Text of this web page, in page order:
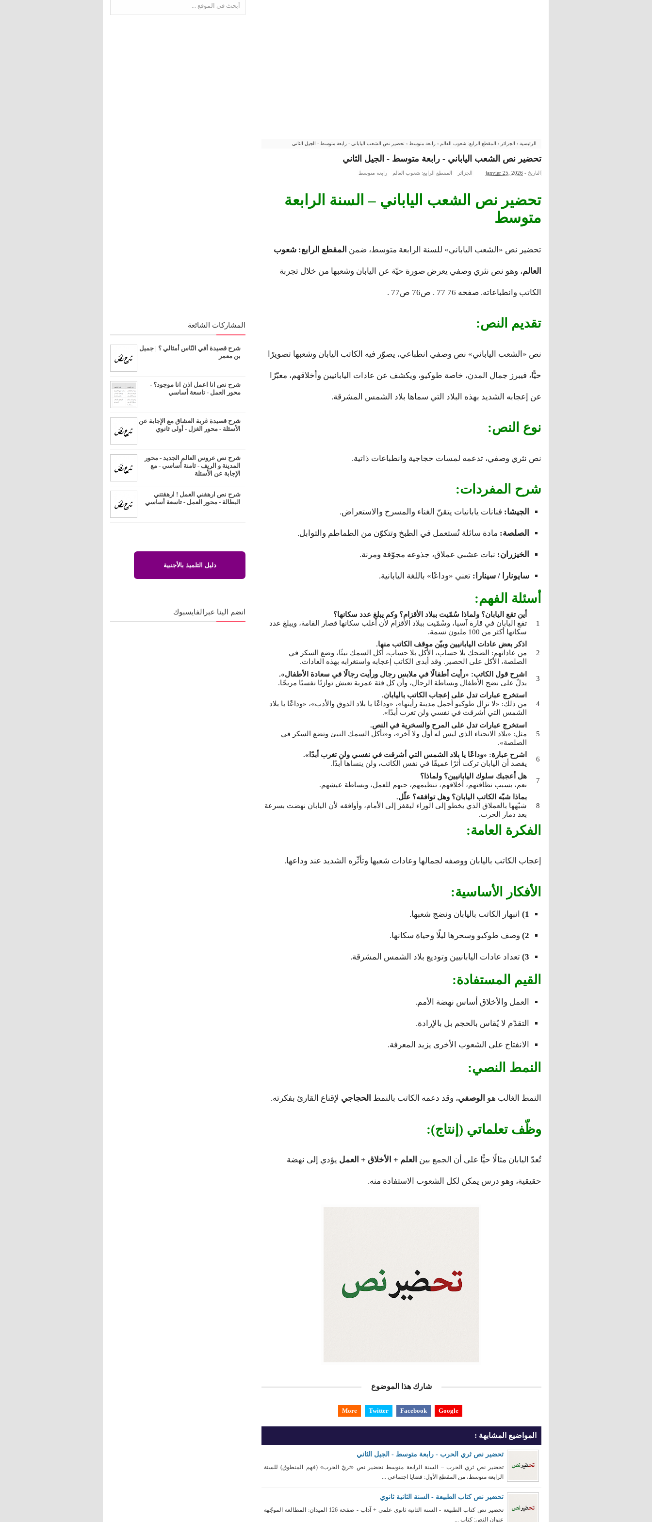
الرئيسية › الجزائر › المقطع الرابع: شعوب العالم › رابعة متوسط › تحضير نص الشعب الياباني - رابعة متوسط - الجيل الثاني
تحضير نص الشعب الياباني - رابعة متوسط - الجيل الثاني
التاريخ - janvier 25, 2026 الجزائر المقطع الرابع: شعوب العالم رابعة متوسط
تحضير نص الشعب الياباني – السنة الرابعة
متوسط
تحضير نص «الشعب الياباني» للسنة الرابعة متوسط، ضمن المقطع الرابع: شعوب
العالم، وهو نص نثري وصفي يعرض صورة حيّة عن اليابان وشعبها من خلال تجربة
الكاتب وانطباعاته. صفحه 76 77 . ص76 ص77 .
تقديم النص:
نص «الشعب الياباني» نص وصفي انطباعي، يصوّر فيه الكاتب اليابان وشعبها تصويرًا
حيًّا، فيبرز جمال المدن، خاصة طوكيو، ويكشف عن عادات اليابانيين وأخلاقهم، معبّرًا
عن إعجابه الشديد بهذه البلاد التي سماها بلاد الشمس المشرقة.
نوع النص:
نص نثري وصفي، تدعمه لمسات حجاجية وانطباعات ذاتية.
شرح المفردات:
الجيشا: فنانات يابانيات يتقنّ الغناء والمسرح والاستعراض.
الصلصة: مادة سائلة تُستعمل في الطبخ وتتكوّن من الطماطم والتوابل.
الخيزران: نبات عشبي عملاق، جذوعه مجوّفة ومرنة.
سايونارا / سينارا: تعني «وداعًا» باللغة اليابانية.
أسئلة الفهم:
أين تقع اليابان؟ ولماذا سُمّيت ببلاد الأقزام؟ وكم يبلغ عدد سكانها؟
تقع اليابان في قارة آسيا، وسُمّيت ببلاد الأقزام لأن أغلب سكانها قصار القامة، ويبلغ عدد
سكانها أكثر من 100 مليون نسمة.
اذكر بعض عادات اليابانيين وبيّن موقف الكاتب منها.
من عاداتهم: الضحك بلا حساب، الأكل بلا حساب، أكل السمك نيئًا، وضع السكر في
الصلصة، الأكل على الحصير. وقد أبدى الكاتب إعجابه واستغرابه بهذه العادات.
اشرح قول الكاتب: «رأيت أطفالًا في ملابس رجال ورأيت رجالًا في سعادة الأطفال».
يدلّ على نضج الأطفال وبساطة الرجال، وأن كل فئة عمرية تعيش توازنًا نفسيًا مريحًا.
استخرج عبارات تدل على إعجاب الكاتب باليابان.
من ذلك: «لا تزال طوكيو أجمل مدينة رأيتها»، «وداعًا يا بلاد الذوق والأدب»، «وداعًا يا بلاد
الشمس التي أشرقت في نفسي ولن تغرب أبدًا».
استخرج عبارات تدل على المرح والسخرية في النص.
مثل: «بلاد الانحناء الذي ليس له أول ولا آخر»، و«تأكل السمك النيئ وتضع السكر في
الصلصة».
اشرح عبارة: «وداعًا يا بلاد الشمس التي أشرقت في نفسي ولن تغرب أبدًا».
يقصد أن اليابان تركت أثرًا عميقًا في نفس الكاتب، ولن ينساها أبدًا.
هل أعجبك سلوك اليابانيين؟ ولماذا؟
نعم، بسبب نظافتهم، أخلاقهم، تنظيمهم، حبهم للعمل، وبساطة عيشهم.
بماذا شبّه الكاتب اليابان؟ وهل توافقه؟ علّل.
شبّهها بالعملاق الذي يخطو إلى الوراء ليقفز إلى الأمام، وأوافقه لأن اليابان نهضت بسرعة
بعد دمار الحرب.
الفكرة العامة:
إعجاب الكاتب باليابان ووصفه لجمالها وعادات شعبها وتأثّره الشديد عند وداعها.
الأفكار الأساسية:
1) انبهار الكاتب باليابان ونضج شعبها.
2) وصف طوكيو وسحرها ليلًا وحياة سكانها.
3) تعداد عادات اليابانيين وتوديع بلاد الشمس المشرقة.
القيم المستفادة:
العمل والأخلاق أساس نهضة الأمم.
التقدّم لا يُقاس بالحجم بل بالإرادة.
الانفتاح على الشعوب الأخرى يزيد المعرفة.
النمط النصي:
النمط الغالب هو الوصفي، وقد دعمه الكاتب بالنمط الحجاجي لإقناع القارئ بفكرته.
وظّف تعلماتي (إنتاج):
تُعدّ اليابان مثالًا حيًّا على أن الجمع بين العلم + الأخلاق + العمل يؤدي إلى نهضة
حقيقية، وهو درس يمكن لكل الشعوب الاستفادة منه.
شارك هذا الموضوع
Google
Facebook
Twitter
More
المواضيع المشابهة :
تحضير نص ثري الحرب - رابعة متوسط - الجيل الثاني
تحضير نص ثري الحرب – السنة الرابعة متوسط تحضير نص «ثريّ الحرب» (فهم المنطوق) للسنة
الرابعة متوسط، من المقطع الأول: قضايا اجتماعي ...
تحضير نص كتاب الطبيعة - السنة الثانية ثانوي
تحضير نص كتاب الطبيعة - السنة الثانية ثانوي علمي + آداب - صفحة 126 الميدان: المطالعة الموجّهة
عنوان النص: كتاب ...
المشاركات الشائعة
شرح قصيدة أفي النّاس أمثالي ؟ | جميل
بن معمر
شرح نص انا اعمل اذن انا موجود؟ -
محور العمل - تاسعة أساسي
شرح قصيدة غربة العشاق مع الإجابة عن
الأسئلة - محور الغزل - أولى ثانوي
شرح نص عروس العالم الجديد - محور
المدينة و الريف - ثامنة أساسي - مع
الإجابة عن الأسئلة
شرح نص ارهقني العمل ! ارهقتني
البطالة - محور العمل - تاسعة أساسي
دليل التلميذ بالأجنبية
انضم الينا عبرالفايسبوك